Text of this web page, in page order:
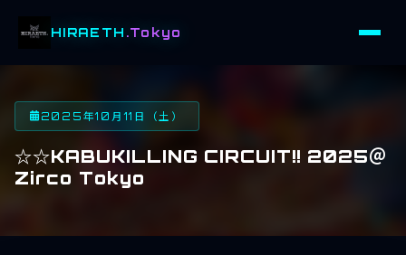
HIRAETH .Tokyo
2025年10月11日（土）
☆☆KABUKILLING CIRCUIT!! 2025＠
Zirco Tokyo